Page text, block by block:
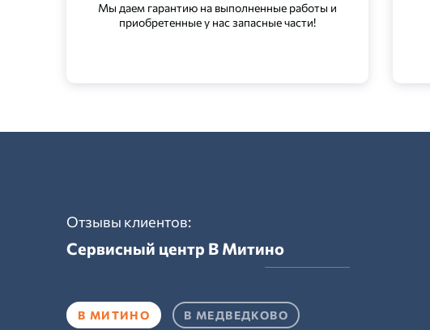
Мы даем гарантию на выполненные работы и
приобретенные у нас запасные части!
Отзывы клиентов:
Сервисный центр В Митино
В МИТИНО В МЕДВЕДКОВО